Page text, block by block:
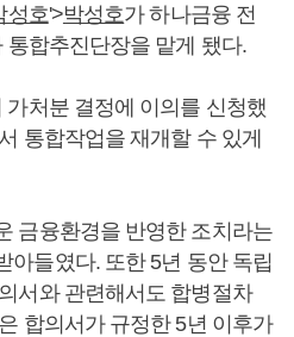
성호'>박성호가 하나금융 전
통합추진단장을 맡게 됐다.
가처분 결정에 이의를 신청했
통합작업을 재개할 수 있게
금융환경을 반영한 조치라는
아들였다. 또한 5년 동안 독립
서와 관련해서도 합병절차
합의서가 규정한 5년 이후가